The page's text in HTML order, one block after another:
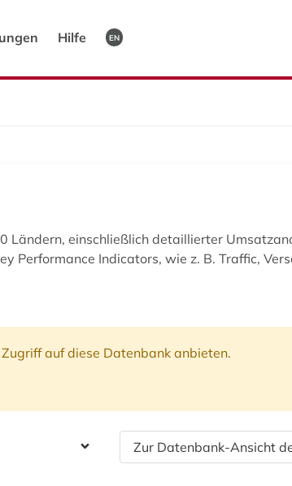
Hilfe EN
einschließlich detaillierter
Performance Indicators, wie z. B. Traffic,
auf diese Datenbank anbieten.
Zur Datenbank-Ansicht